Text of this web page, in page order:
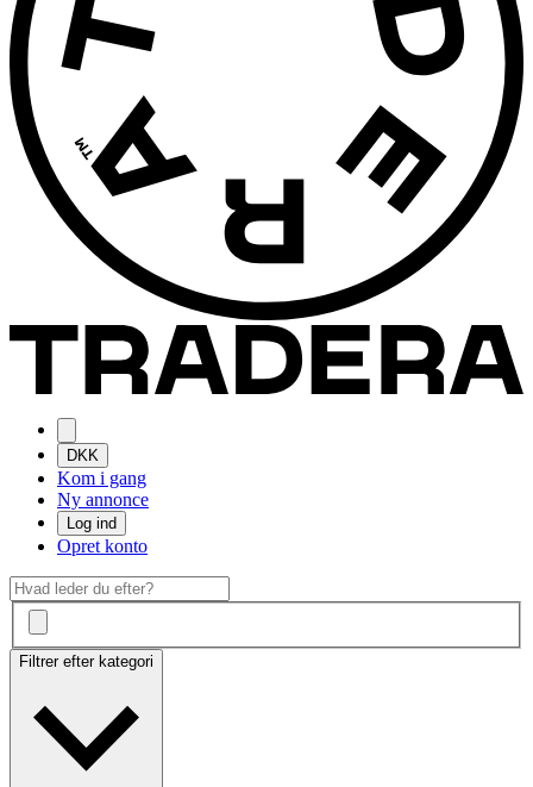
DKK
Kom i gang
Ny annonce
Log ind
Opret konto
Filtrer efter kategori